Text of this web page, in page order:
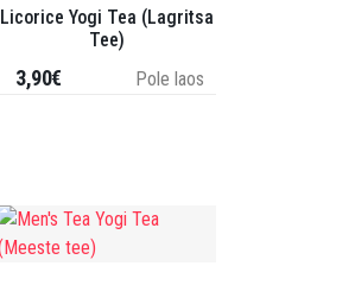
Licorice Yogi Tea (Lagritsa
Tee)
Pole laos
3,90€